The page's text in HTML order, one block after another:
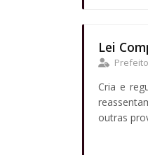
Lei
Cria e
outras